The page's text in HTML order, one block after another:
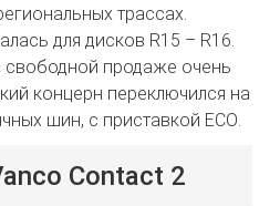
трассах.
для дисков R15 – R16.
свободной продаже очень
концерн переключился на
шин, с приставкой ECO.
Contact 2